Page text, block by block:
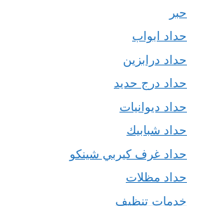
حبر
حداد ابواب
حداد درابزين
حداد درج حديد
حداد ديوانيات
حداد شبابيك
حداد غرف كيربي شينكو
حداد مظلات
خدمات تنظيف